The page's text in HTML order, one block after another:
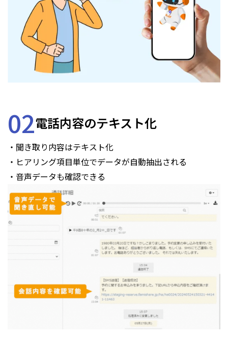
02電話内容のテキスト化
・聞き取り内容はテキスト化
・ヒアリング項目単位でデータが自動抽出される
・音声データも確認できる